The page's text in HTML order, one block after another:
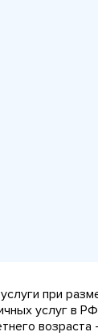
при
услуг в
возраста